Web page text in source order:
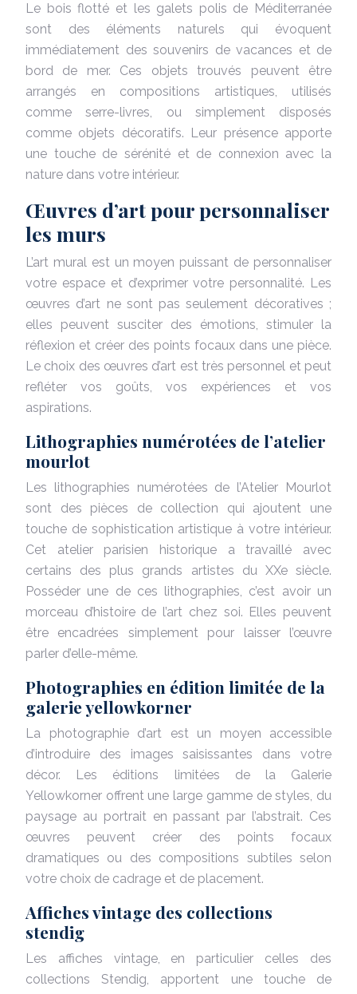
Le bois flotté et les galets polis de Méditerranée
sont des éléments naturels qui évoquent
immédiatement des souvenirs de vacances et de
bord de mer. Ces objets trouvés peuvent être
arrangés en compositions artistiques, utilisés
comme serre-livres, ou simplement disposés
comme objets décoratifs. Leur présence apporte
une touche de sérénité et de connexion avec la
nature dans votre intérieur.
Œuvres d’art pour personnaliser
les murs
L’art mural est un moyen puissant de personnaliser
votre espace et d’exprimer votre personnalité. Les
œuvres d’art ne sont pas seulement décoratives ;
elles peuvent susciter des émotions, stimuler la
réflexion et créer des points focaux dans une pièce.
Le choix des œuvres d’art est très personnel et peut
refléter vos goûts, vos expériences et vos
aspirations.
Lithographies numérotées de l’atelier
mourlot
Les lithographies numérotées de l’Atelier Mourlot
sont des pièces de collection qui ajoutent une
touche de sophistication artistique à votre intérieur.
Cet atelier parisien historique a travaillé avec
certains des plus grands artistes du XXe siècle.
Posséder une de ces lithographies, c’est avoir un
morceau d’histoire de l’art chez soi. Elles peuvent
être encadrées simplement pour laisser l’œuvre
parler d’elle-même.
Photographies en édition limitée de la
galerie yellowkorner
La photographie d’art est un moyen accessible
d’introduire des images saisissantes dans votre
décor. Les éditions limitées de la Galerie
Yellowkorner offrent une large gamme de styles, du
paysage au portrait en passant par l’abstrait. Ces
œuvres peuvent créer des points focaux
dramatiques ou des compositions subtiles selon
votre choix de cadrage et de placement.
Affiches vintage des collections
stendig
Les affiches vintage, en particulier celles des
collections Stendig, apportent une touche de